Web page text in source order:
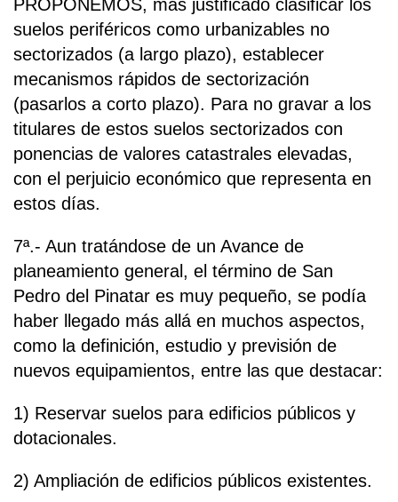
PROPONEMOS, más justificado clasificar los
suelos periféricos como urbanizables no
sectorizados (a largo plazo), establecer
mecanismos rápidos de sectorización
(pasarlos a corto plazo). Para no gravar a los
titulares de estos suelos sectorizados con
ponencias de valores catastrales elevadas,
con el perjuicio económico que representa en
estos días.
7ª.- Aun tratándose de un Avance de
planeamiento general, el término de San
Pedro del Pinatar es muy pequeño, se podía
haber llegado más allá en muchos aspectos,
como la definición, estudio y previsión de
nuevos equipamientos, entre las que destacar:
1) Reservar suelos para edificios públicos y
dotacionales.
2) Ampliación de edificios públicos existentes.